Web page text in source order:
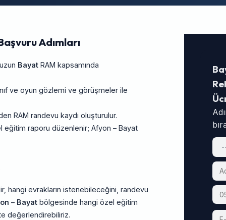
Adımları
BayatRAM kapsamında
ve oyun gözlemi ve görüşmeler ile
RAM randevu kaydı oluşturulur.
raporu düzenlenir; Afyon – Bayat
hangi evrakların istenebileceğini, randevu
– Bayat bölgesinde hangi özel eğitim
değerlendirebiliriz.